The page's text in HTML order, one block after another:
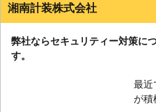
でき
湘南計装株式会社
弊社ならセキュリティー対策に
す。
最近
が積